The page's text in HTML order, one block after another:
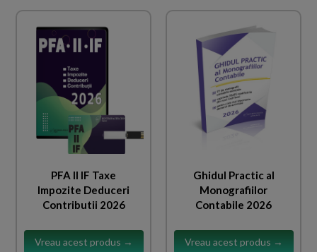
PFA II IF Taxe
Impozite Deduceri
Contributii 2026
Vreau acest produs →
Ghidul Practic al
Monografiilor
Contabile 2026
Vreau acest produs →